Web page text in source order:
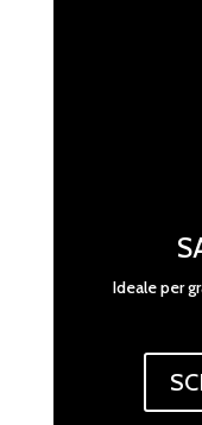
Ideale per